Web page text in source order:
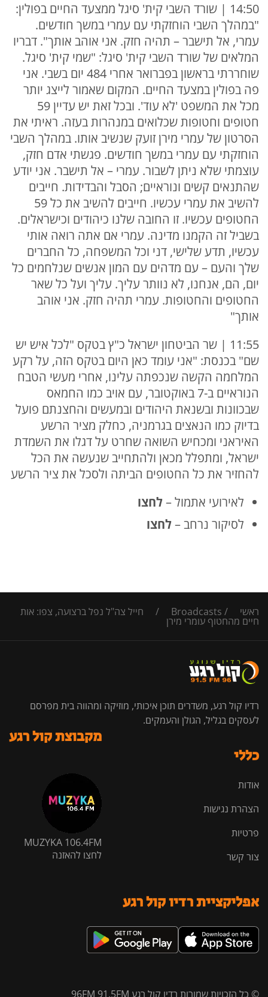
14:50 | שורד השבי קית' סיגל ממצעד החיים בפולין:
"במהלך השבי הוחזקתי עם עמרי במשך חודשים.
עמרי, אל תישבר – תהיה חזק. אני אוהב אותך". דבריו
המלאים של שורד השבי קית' סיגל: "שמי קית' סיגל.
שוחררתי בראשון בפברואר אחרי 484 יום בשבי. אני
פה בפולין במצעד החיים. המקום שאמור לייצג יותר
מכל את המשפט 'לא עוד'. ובכל זאת יש עדיין 59
חטופים וחטופות שכלואים במנהרות בעזה. ראיתי את
הסרטון של עמרי מירן זועק שנשיב אותו. במהלך השבי
הוחזקתי עם עמרי במשך חודשים. פגשתי אדם חזק,
עוצמתי שלא ניתן לשבור. עמרי – אל תישבר. אני יודע
שהתנאים קשים ונוראיים; הסבל והבדידות. חייבים
להשיב את עמרי עכשיו. חייבים להשיב את כל 59
החטופים עכשיו. זו החובה שלנו כיהודים וכישראלים.
בשביל זה הקמנו מדינה. עמרי אם אתה רואה אותי
עכשיו, תדע שלישי, דני וכל המשפחה, כל החברים
שלך והעם – עם מדהים עם המון אנשים שנלחמים כל
יום, הם, אנחנו, לא נוותר עליך. עליך ועל כל שאר
החטופים והחטופות. עמרי תהיה חזק. אני אוהב
אותך"
11:55 | שר הביטחון ישראל כ"ץ בטקס "לכל איש יש
שם" בכנסת: "אני עומד כאן היום בטקס הזה, על רקע
המלחמה הקשה שנכפתה עלינו, אחרי מעשי הטבח
הנוראיים ב-7 באוקטובר, עם אויב כמו החמאס
שבכוונות ובשנאת היהודים ובמעשים והחצנתם פועל
בדיוק כמו הנאצים בגרמניה, כחלק מציר הרשע
האיראני ומכחיש השואה שחרט על דגלו את השמדת
ישראל, ומתפלל מכאן ולהתחייב שנעשה את הכל
להחזיר את כל החטופים הביתה ולסכל את ציר הרשע
לאירועי אתמול –לחצו
לסיקור נרחב –לחצו
ראשי /
Broadcasts
/ חייל צה"ל נפל ברצועה, צפו: אות
חיים מהחטוף עומרי מירן
רדיו קול רגע, משדרים תוכן איכותי, מוזיקה ומהווה בית מפרסם
לעסקים בגליל, הגולן והעמקים.
כללי
אודות
הצהרת נגישות
פרטיות
צור קשר
מקבוצת קול רגע
MUZYKA 106.4FM
לחצו להאזנה
אפליקציית רדיו קול רגע
© כל הזכויות שמורות רדיו קול רגע 96FM 91.5FM